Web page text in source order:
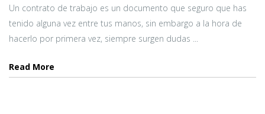
Un contrato de trabajo es un documento que seguro que has
tenido alguna vez entre tus manos, sin embargo a la hora de
hacerlo por primera vez, siempre surgen dudas ...
Read More